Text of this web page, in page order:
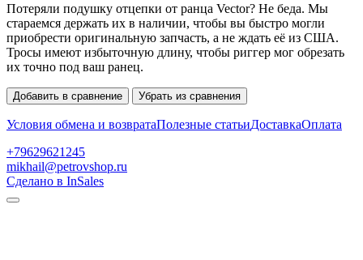
Потеряли подушку отцепки от ранца Vector? Не беда. Мы
стараемся держать их в наличии, чтобы вы быстро могли
приобрести оригинальную запчасть, а не ждать её из США.
Тросы имеют избыточную длину, чтобы риггер мог обрезать
их точно под ваш ранец.
Добавить в сравнение Убрать из сравнения
Условия обмена и возвратаПолезные статьиДоставкаОплата
+79629621245
mikhail@petrovshop.ru
Сделано в InSales